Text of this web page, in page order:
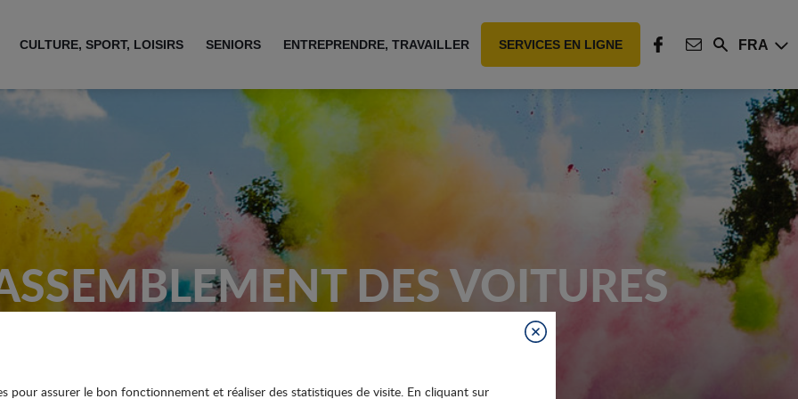
Fermer
pour assurer le bon fonctionnement et réaliser des statistiques de visite. En cliquant sur
CULTURE, SPORT, LOISIRS SENIORS ENTREPRENDRE, TRAVAILLER SERVICES EN LIGNE
FACEBOOK
CONTACT
Rechercher
FRA
DES VOITURES